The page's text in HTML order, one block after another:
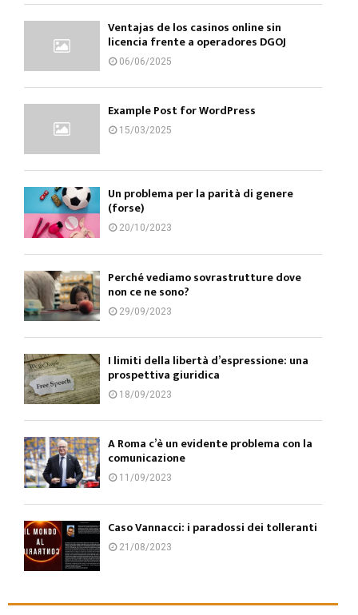
Ventajas de los casinos online sin
licencia frente a operadores DGOJ
06/06/2025
Example Post for WordPress
15/03/2025
Un problema per la parità di genere
(forse)
20/10/2023
Perché vediamo sovrastrutture dove
non ce ne sono?
29/09/2023
I limiti della libertà d’espressione: una
prospettiva giuridica
18/09/2023
A Roma c’è un evidente problema con la
comunicazione
11/09/2023
Caso Vannacci: i paradossi dei tolleranti
21/08/2023